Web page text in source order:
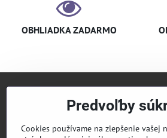
OBHLIADKA ZADARMO
Predvoľby
Cookies používame na zlepšenie vašej